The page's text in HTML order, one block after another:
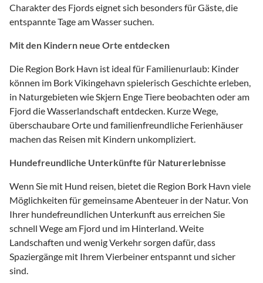
Charakter des Fjords eignet sich besonders für Gäste, die
entspannte Tage am Wasser suchen.
Mit den Kindern neue Orte entdecken
Die Region Bork Havn ist ideal für Familienurlaub: Kinder
können im Bork Vikingehavn spielerisch Geschichte erleben,
in Naturgebieten wie Skjern Enge Tiere beobachten oder am
Fjord die Wasserlandschaft entdecken. Kurze Wege,
überschaubare Orte und familienfreundliche Ferienhäuser
machen das Reisen mit Kindern unkompliziert.
Hundefreundliche Unterkünfte für Naturerlebnisse
Wenn Sie mit Hund reisen, bietet die Region Bork Havn viele
Möglichkeiten für gemeinsame Abenteuer in der Natur. Von
Ihrer hundefreundlichen Unterkunft aus erreichen Sie
schnell Wege am Fjord und im Hinterland. Weite
Landschaften und wenig Verkehr sorgen dafür, dass
Spaziergänge mit Ihrem Vierbeiner entspannt und sicher
sind.